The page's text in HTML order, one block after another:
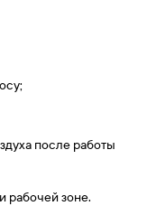
после работы
рабочей зоне.